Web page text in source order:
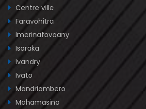
Centre ville
Faravohitra
Imerinafovoany
Isoraka
Ivandry
Ivato
Mandriambero
Mahamasina